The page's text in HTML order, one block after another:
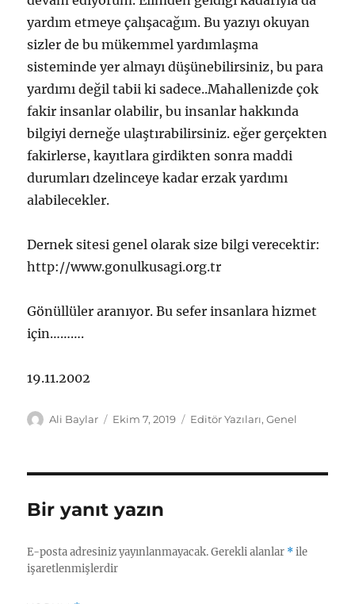
yardım etmeye çalışacağım. Bu yazıyı okuyan
sizler de bu mükemmel yardımlaşma
sisteminde yer almayı düşünebilirsiniz, bu para
yardımı değil tabii ki sadece..Mahallenizde çok
fakir insanlar olabilir, bu insanlar hakkında
bilgiyi derneğe ulaştırabilirsiniz. eğer gerçekten
fakirlerse, kayıtlara girdikten sonra maddi
durumları dzelinceye kadar erzak yardımı
alabilecekler.
Dernek sitesi genel olarak size bilgi verecektir:
http://www.gonulkusagi.org.tr
Gönüllüler aranıyor. Bu sefer insanlara hizmet
için……….
19.11.2002
Yazar
Ali Baylar
Yayın
Ekim 7, 2019 Kategoriler
Editör Yazıları,Genel
Bir yanıt yazın
E-posta adresiniz yayınlanmayacak. Gerekli alanlar *ile
işaretlenmişlerdir